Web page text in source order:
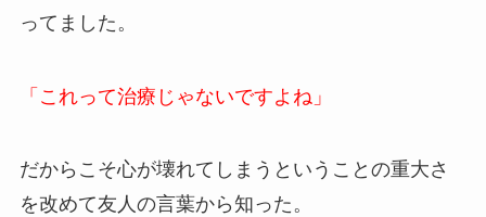
ってました。
「これって治療じゃないですよね」
だからこそ心が壊れてしまうということの重大さ
を改めて友人の言葉から知った。